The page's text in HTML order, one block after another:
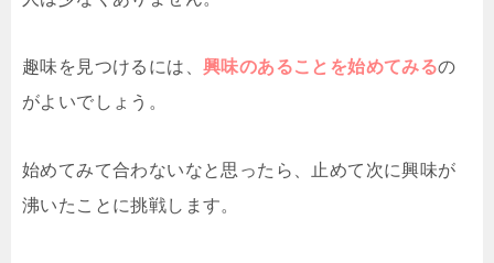
趣味を見つけるには、 興味のあることを始めてみるの
がよいでしょう。
始めてみて合わないなと思ったら、止めて次に興味が
沸いたことに挑戦します。